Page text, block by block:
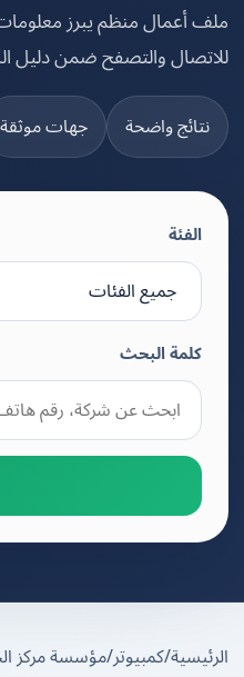
منظم يبرز معلومات
والتصفح ضمن دليل
واضحة جهات موثقة
كلمة البحث
/كمبيوتر/مؤسسة مركز